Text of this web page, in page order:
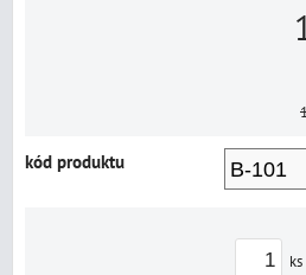
kód produktu
ks